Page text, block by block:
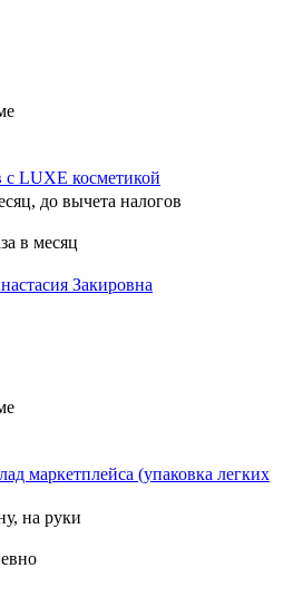
с LUXE косметикой
до вычета налогов
в месяц
Закировна
маркетплейса (упаковка легких
на руки